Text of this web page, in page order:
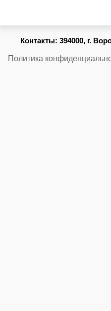
Контакты: 394000, г.
Политика